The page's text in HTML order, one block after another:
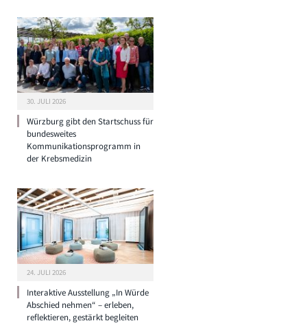
30. JULI 2026
Würzburg gibt den Startschuss für
bundesweites
Kommunikationsprogramm in
der Krebsmedizin
24. JULI 2026
Interaktive Ausstellung „In Würde
Abschied nehmen“ – erleben,
reflektieren, gestärkt begleiten